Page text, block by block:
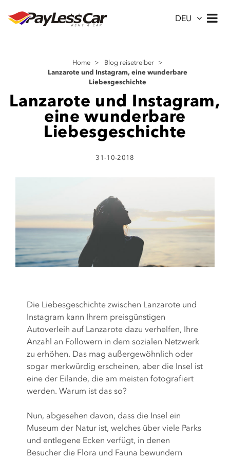
DEU
Home > Blog reisetreiber >
Lanzarote und Instagram, eine wunderbare
Liebesgeschichte
Lanzarote und Instagram,
eine wunderbare
Liebesgeschichte
31-10-2018
Die Liebesgeschichte zwischen Lanzarote und
Instagram kann Ihrem preisgünstigen
Autoverleih auf Lanzarote dazu verhelfen, Ihre
Anzahl an Followern in dem sozialen Netzwerk
zu erhöhen. Das mag außergewöhnlich oder
sogar merkwürdig erscheinen, aber die Insel ist
eine der Eilande, die am meisten fotografiert
werden. Warum ist das so?
Nun, abgesehen davon, dass die Insel ein
Museum der Natur ist, welches über viele Parks
und entlegene Ecken verfügt, in denen
Besucher die Flora und Fauna bewundern